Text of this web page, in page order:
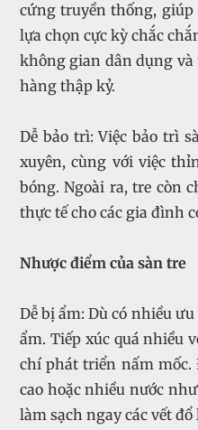
cứng truyền thống, giúp
lựa chọn cực kỳ chắc
không gian dân dụng và
hàng thập kỷ.
Dễ bảo trì: Việc bảo trì
xuyên, cùng với việc
bóng. Ngoài ra, tre còn
thực tế cho các gia đình
Nhược điểm của sàn tre
Dễ bị ẩm: Dù có nhiều
ẩm. Tiếp xúc quá nhiều
chí phát triển nấm mốc.
cao hoặc nhiều nước
làm sạch ngay các vết